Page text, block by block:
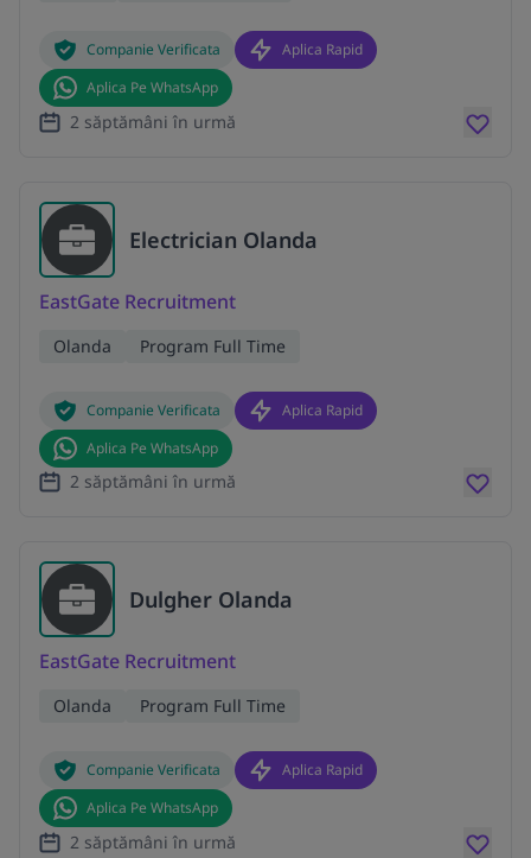
Companie Verificata
Aplica Rapid
Aplica Pe WhatsApp
2 săptămâni în urmă
Electrician Olanda
EastGate Recruitment
Olanda Program Full Time
Companie Verificata
Aplica Rapid
Aplica Pe WhatsApp
2 săptămâni în urmă
Dulgher Olanda
EastGate Recruitment
Olanda Program Full Time
Companie Verificata
Aplica Rapid
Aplica Pe WhatsApp
2 săptămâni în urmă